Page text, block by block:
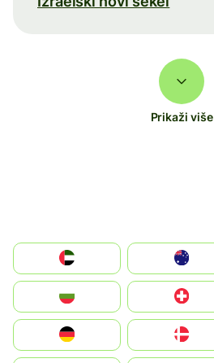
Prikaži više
الإمارات العربية المتحدة
Switzerland
Deutschland